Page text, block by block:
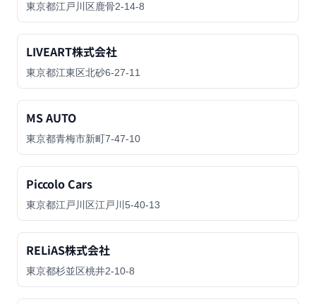
東京都江戸川区鹿骨2-14-8
LIVEART株式会社
東京都江東区北砂6-27-11
MS AUTO
東京都青梅市新町7-47-10
Piccolo Cars
東京都江戸川区江戸川5-40-13
RELiAS株式会社
東京都杉並区桃井2-10-8